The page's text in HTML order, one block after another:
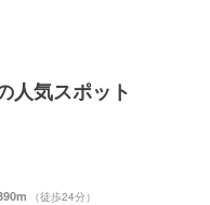
人気スポット
（徒歩24分）